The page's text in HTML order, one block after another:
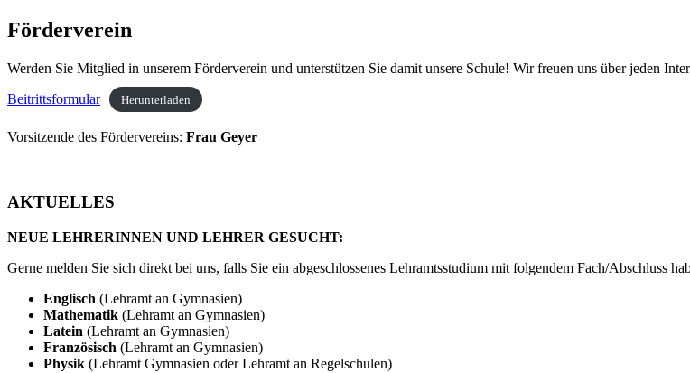
Förderverein
Werden Sie Mitglied in unserem Förderverein und unterstützen Sie damit unsere Schule! Wir freuen uns über jeden
Beitrittsformular
Herunterladen
Vorsitzende des Fördervereins: Frau Geyer
AKTUELLES
NEUE LEHRERINNEN UND LEHRER GESUCHT:
Gerne melden Sie sich direkt bei uns, falls Sie ein abgeschlossenes Lehramtsstudium mit folgendem Fach/Abschluss
Englisch (Lehramt an Gymnasien)
Mathematik (Lehramt an Gymnasien)
Latein (Lehramt an Gymnasien)
Französisch (Lehramt an Gymnasien)
Physik (Lehramt Gymnasien oder Lehramt an Regelschulen)